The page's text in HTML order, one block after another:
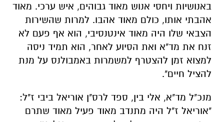
באנושיות ויחסי אנוש מאוד גבוהים, איש ערכי. מאוד
אהבתי אותו, כולם מאוד אהבו. למרות שהשירות
הצבאי שלו היה מאוד אינטנסיבי, הוא אף פעם לא
זנח את מד"א ואת הסיוע לאחר, הוא תמיד ניסה
למצוא זמן להצטרף למשמרות באמבולנס על מנת
להציל חיים".
מנכ"ל מד"א, אלי בין, ספד לרס"ן אוריאל ביבי ז"ל:
"אוריאל ז"ל היה מתנדב מאוד פעיל מאוד שתרם